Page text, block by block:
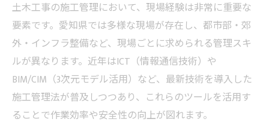
求人情報から読み解く愛知県の基準ポイン
ト
愛知県の土木工事現場で重視される安全管
理
土木工事施工管理者が知るべき基準変更の
流れ
キャリアアップに効く土木工事資格取得術
土木工事の施工管理において、現場経験は非常に重要な
要素です。愛知県では多様な現場が存在し、都市部・郊
外・インフラ整備など、現場ごとに求められる管理スキ
ルが異なります。近年はICT（情報通信技術）や
BIM/CIM（3次元モデル活用）など、最新技術を導入した
施工管理法が普及しつつあり、これらのツールを活用す
ることで作業効率や安全性の向上が図れます。